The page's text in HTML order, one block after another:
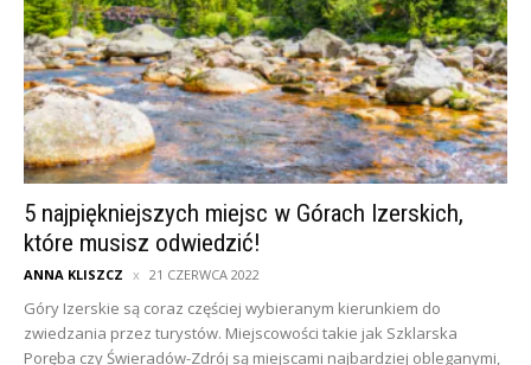
5 najpiękniejszych miejsc w Górach Izerskich,
które musisz odwiedzić!
ANNA KLISZCZ 21 CZERWCA 2022
Góry Izerskie są coraz częściej wybieranym kierunkiem do
zwiedzania przez turystów. Miejscowości takie jak Szklarska
Poręba czy Świeradów-Zdrój są miejscami najbardziej obleganymi,